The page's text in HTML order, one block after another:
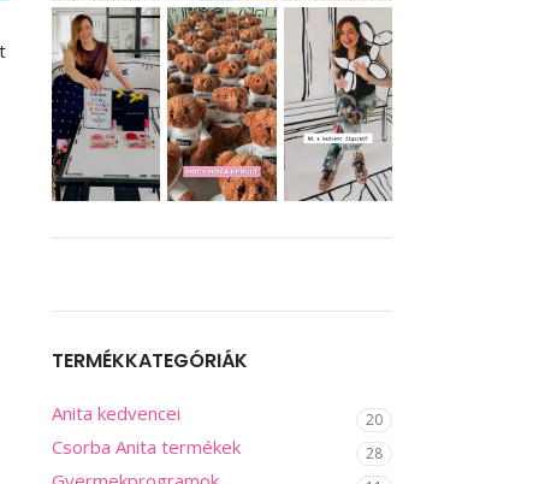
TERMÉKKATEGÓRIÁK
Anita kedvencei 20
Csorba Anita termékek 28